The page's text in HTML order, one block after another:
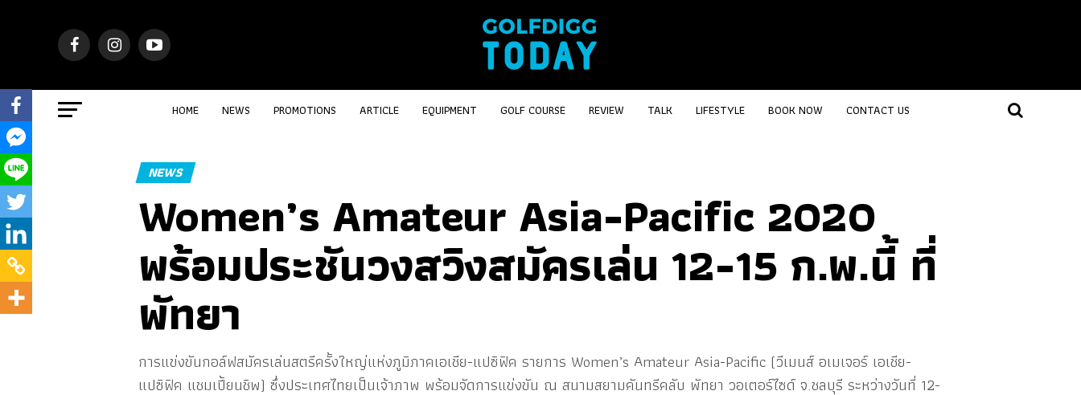
HOME NEWS PROMOTIONS ARTICLE EQUIPMENT GOLF COURSE REVIEW TALK LIFESTYLE BOOK NOW CONTACT US
NEWS
Women’s Amateur Asia-Pacific 2020
พร้อมประชันวงสวิงสมัครเล่น 12-15 ก.พ.นี้ ที่
พัทยา
การแข่งขันกอล์ฟสมัครเล่นสตรีครั้งใหญ่แห่งภูมิภาคเอเชีย-แปซิฟิค รายการ Women’s Amateur Asia-Pacific (วีเมนส์ อเมเจอร์ เอเชีย-
แปซิฟิค แชมเปี้ยนชิพ) ซึ่งประเทศไทยเป็นเจ้าภาพ พร้อมจัดการแข่งขัน ณ สนามสยามคันทรีคลับ พัทยา วอเตอร์ไซด์ จ.ชลบุรี ระหว่างวันที่ 12-